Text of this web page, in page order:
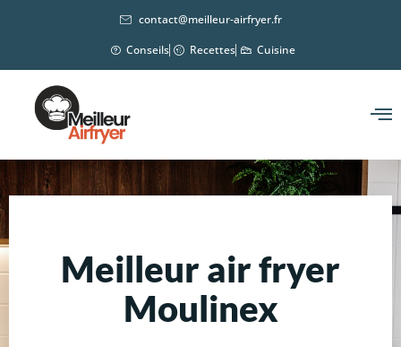
contact@meilleur-airfryer.fr
Conseils
Recettes Cuisine
Meilleur air fryer
Moulinex